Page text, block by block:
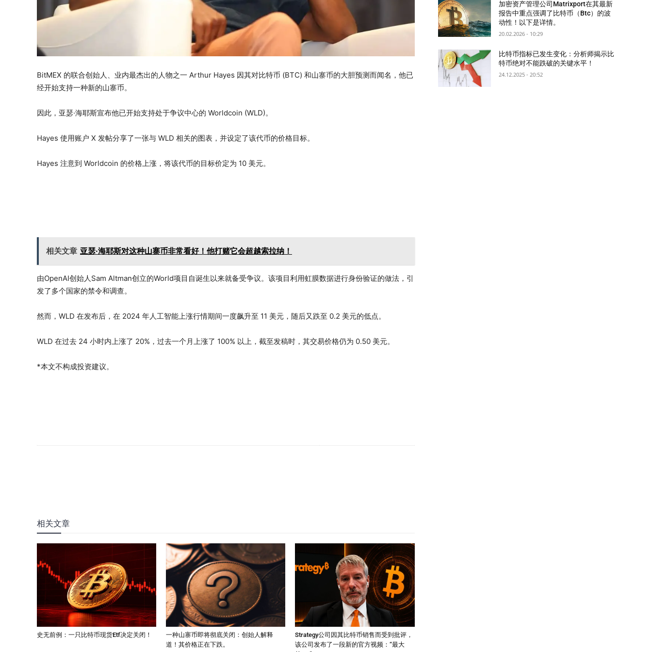
BitMEX 的联合创始人、业内最杰出的人物之一 Arthur Hayes 因其对比特币 (BTC) 和山寨币的大胆预测而闻名，他已
经开始支持一种新的山寨币。
因此，亚瑟·海耶斯宣布他已开始支持处于争议中心的 Worldcoin (WLD)。
Hayes 使用账户 X 发帖分享了一张与 WLD 相关的图表，并设定了该代币的价格目标。
Hayes 注意到 Worldcoin 的价格上涨，将该代币的目标价定为 10 美元。
相关文章 亚瑟·海耶斯对这种山寨币非常看好！他打赌它会超越索拉纳！
由OpenAI创始人Sam Altman创立的World项目自诞生以来就备受争议。该项目利用虹膜数据进行身份验证的做法，引
发了多个国家的禁令和调查。
然而，WLD 在发布后，在 2024 年人工智能上涨行情期间一度飙升至 11 美元，随后又跌至 0.2 美元的低点。
WLD 在过去 24 小时内上涨了 20%，过去一个月上涨了 100% 以上，截至发稿时，其交易价格仍为 0.50 美元。
*本文不构成投资建议。
相关文章
史无前例：一只比特币现货Etf决定关闭！
一种山寨币即将彻底关闭：创始人解释
道！其价格正在下跌。
Strategy公司因其比特币销售而受到批评，
该公司发布了一段新的官方视频：“最大
加密资产管理公司Matrixport在其最新
报告中重点强调了比特币（Btc）的波
动性！以下是详情。
20.02.2026 - 10:29
比特币指标已发生变化：分析师揭示比
特币绝对不能跌破的关键水平！
24.12.2025 - 20:52